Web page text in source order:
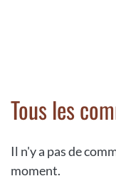
Tous les
Il n'y a pas de
moment.